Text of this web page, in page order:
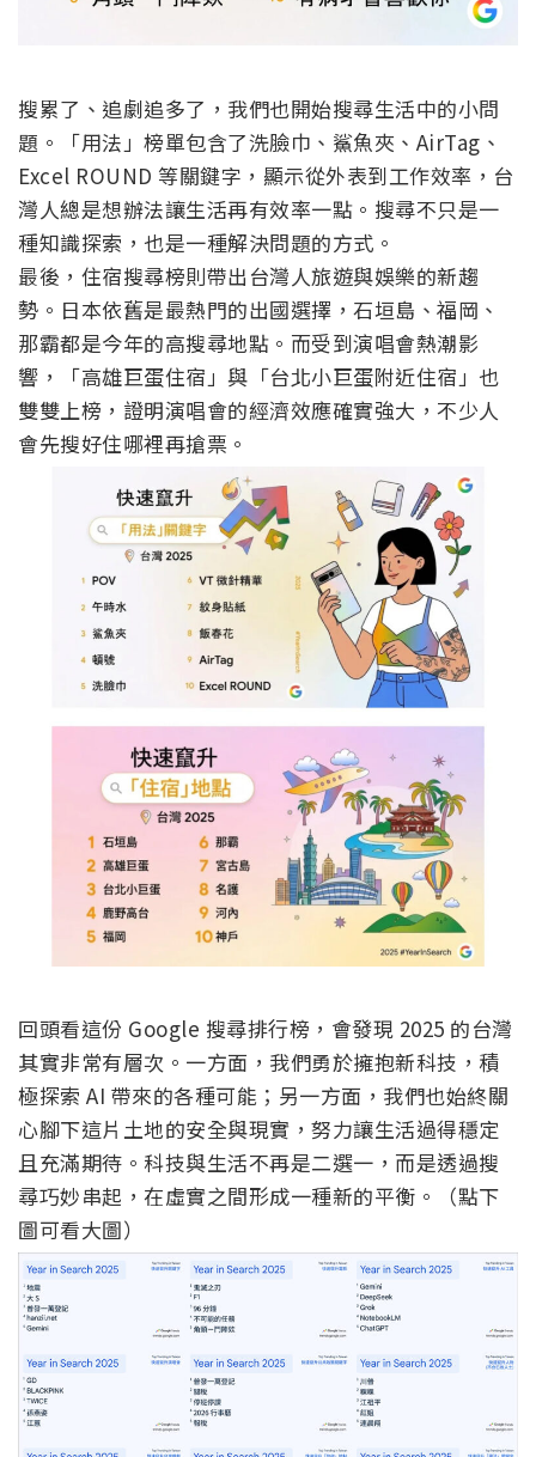
搜累了、追劇追多了，我們也開始搜尋生活中的小問
題。「用法」榜單包含了洗臉巾、鯊魚夾、AirTag、
Excel ROUND 等關鍵字，顯示從外表到工作效率，台
灣人總是想辦法讓生活再有效率一點。搜尋不只是一
種知識探索，也是一種解決問題的方式。
最後，住宿搜尋榜則帶出台灣人旅遊與娛樂的新趨
勢。日本依舊是最熱門的出國選擇，石垣島、福岡、
那霸都是今年的高搜尋地點。而受到演唱會熱潮影
響，「高雄巨蛋住宿」與「台北小巨蛋附近住宿」也
雙雙上榜，證明演唱會的經濟效應確實強大，不少人
會先搜好住哪裡再搶票。
回頭看這份 Google 搜尋排行榜，會發現 2025 的台灣
其實非常有層次。一方面，我們勇於擁抱新科技，積
極探索 AI 帶來的各種可能；另一方面，我們也始終關
心腳下這片土地的安全與現實，努力讓生活過得穩定
且充滿期待。科技與生活不再是二選一，而是透過搜
尋巧妙串起，在虛實之間形成一種新的平衡。（點下
圖可看大圖）